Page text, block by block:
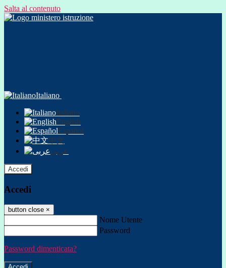
Salta al contenuto
Italiano
Italiano
English
Español
中文
عربى
Accedi
Accedi
button close ×
Nome Utente
Password
Password dimenticata?